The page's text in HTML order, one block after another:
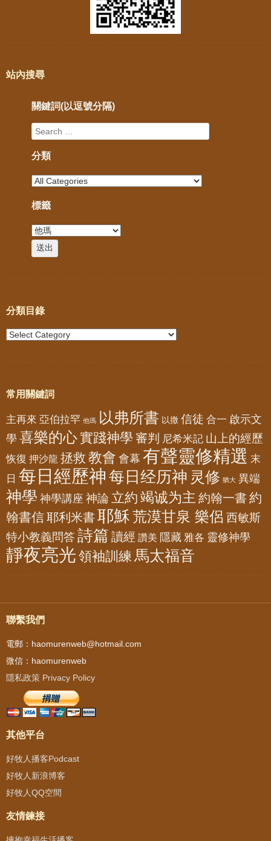
站內搜尋
關鍵詞(以逗號分隔)
分類
標籤
分類目錄
常用關鍵詞
主再來 亞伯拉罕 他瑪 以弗所書 以撒 信徒 合一 啟示文
學 喜樂的心實踐神學 審判 尼希米記 山上的經歷
恢復 押沙龍 拯救 教會 會幕 有聲靈修精選 末
日 每日經歷神 每日经历神 灵修 猶大 異端
神學 神學講座 神論 立約 竭诚为主 約翰一書 約
翰書信耶利米書 耶穌荒漠甘泉 樂侶 西敏斯
特小教義問答詩篇 讀經 讚美 隱藏 雅各 靈修神學
靜夜亮光 領袖訓練 馬太福音
聯繫我們
電郵：haomurenweb@hotmail.com
微信：haomurenweb
隱私政策 Privacy Policy
其他平台
好牧人播客Podcast
好牧人新浪博客
好牧人QQ空間
友情鍊接